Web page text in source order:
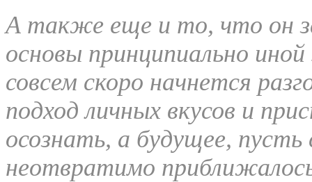
А также еще и то, что он
основы принципиально
совсем скоро начнется
подход личных вкусов и
осознать, а будущее,
неотвратимо